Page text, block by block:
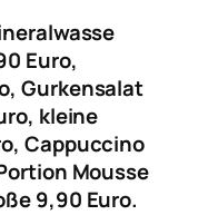
Euro,
Gurkensalat
kleine
Cappuccino
Mousse
9,90 Euro.